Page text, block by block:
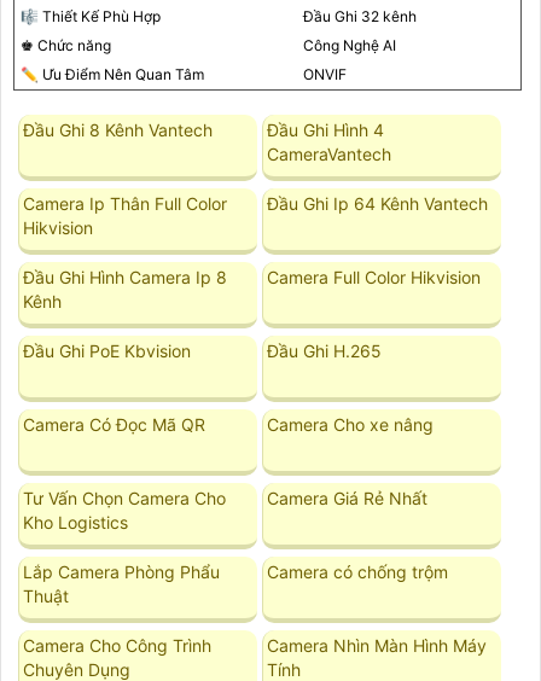
🎼️ Thiết Kế Phù Hợp
Đầu Ghi 32 kênh
♚ Chức năng
Công Nghệ AI
✏ Ưu Điểm Nên Quan Tâm
ONVIF
Đầu Ghi 8 Kênh Vantech
Đầu Ghi Hình 4
CameraVantech
Camera Ip Thân Full Color
Hikvision
Đầu Ghi Ip 64 Kênh Vantech
Đầu Ghi Hình Camera Ip 8
Kênh
Camera Full Color Hikvision
Đầu Ghi PoE Kbvision Đầu Ghi H.265
Camera Có Đọc Mã QR Camera Cho xe nâng
Tư Vấn Chọn Camera Cho
Kho Logistics
Camera Giá Rẻ Nhất
Lắp Camera Phòng Phẩu
Thuật
Camera có chống trộm
Camera Cho Công Trình
Chuyên Dụng
Camera Nhìn Màn Hình Máy
Tính